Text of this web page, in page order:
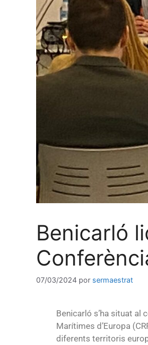
Benicarló
07/03/2024 por sermaestrat
Benicarló s’ha situat al
Marítimes d’Europa
diferents territoris